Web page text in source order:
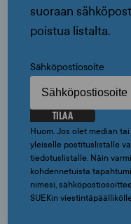
suoraan
poistua listalta.
Sähköpostiosoite
TILAA
Huom. Jos olet median
yleiselle postituslistalle
tiedotuslistalle. Näin
kohdennetuista
nimesi,
SUEKin